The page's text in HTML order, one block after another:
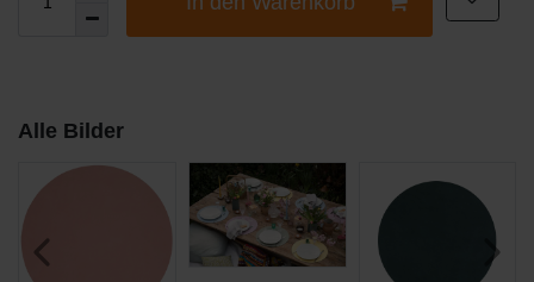
Alle Bilder